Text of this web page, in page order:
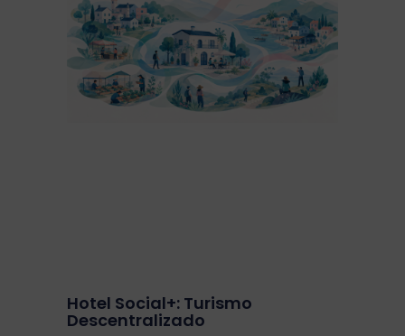
Hotel Social+: Turismo
Descentralizado